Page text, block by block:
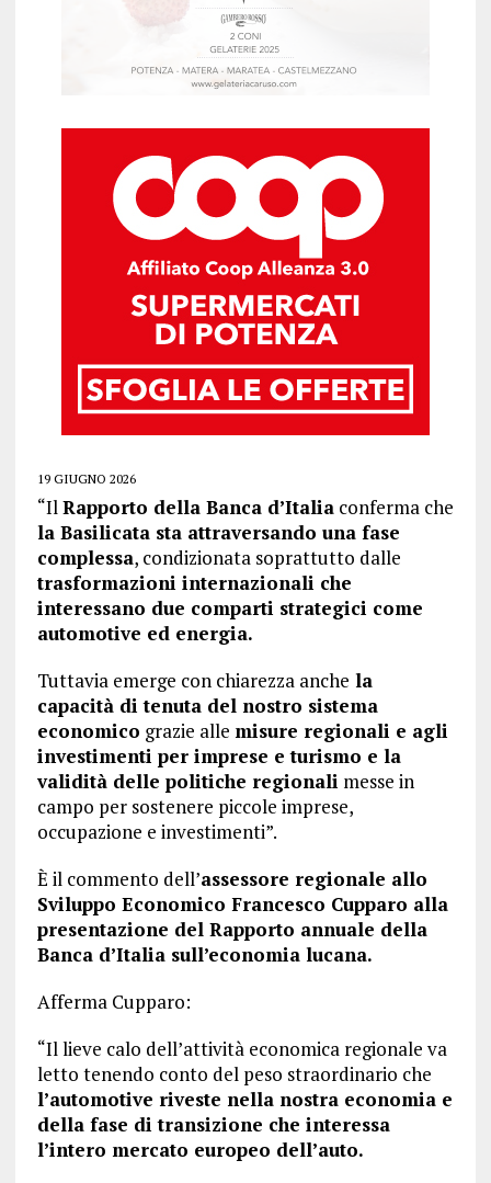
19 GIUGNO 2026
“IlRapporto della Banca d’Italiaconferma che
la Basilicata sta attraversando una fase
complessa, condizionata soprattutto dalle
trasformazioni internazionali che
interessano due comparti strategici come
automotive ed energia.
Tuttavia emerge con chiarezza anche la
capacità di tenuta del nostro sistema
economico grazie alle misure regionali e agli
investimenti per imprese e turismo e la
validità delle politiche regionali messe in
campo per sostenere piccole imprese,
occupazione e investimenti”.
È il commento dell’assessore regionale allo
Sviluppo Economico Francesco Cupparo alla
presentazione del Rapporto annuale della
Banca d’Italia sull’economia lucana.
Afferma Cupparo:
“Il lieve calo dell’attività economica regionale va
letto tenendo conto del peso straordinario che
l’automotive riveste nella nostra economia e
della fase di transizione che interessa
l’intero mercato europeo dell’auto.